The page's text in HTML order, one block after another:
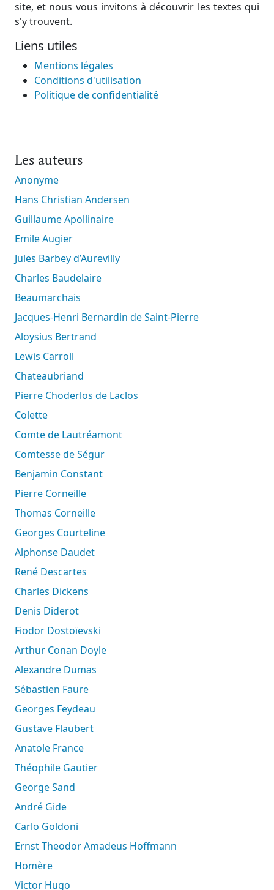
site, et nous vous invitons à découvrir les textes qui
s'y trouvent.
Liens utiles
Mentions légales
Conditions d'utilisation
Politique de confidentialité
Les auteurs
Anonyme
Hans Christian Andersen
Guillaume Apollinaire
Emile Augier
Jules Barbey d’Aurevilly
Charles Baudelaire
Beaumarchais
Jacques-Henri Bernardin de Saint-Pierre
Aloysius Bertrand
Lewis Carroll
Chateaubriand
Pierre Choderlos de Laclos
Colette
Comte de Lautréamont
Comtesse de Ségur
Benjamin Constant
Pierre Corneille
Thomas Corneille
Georges Courteline
Alphonse Daudet
René Descartes
Charles Dickens
Denis Diderot
Fiodor Dostoïevski
Arthur Conan Doyle
Alexandre Dumas
Sébastien Faure
Georges Feydeau
Gustave Flaubert
Anatole France
Théophile Gautier
George Sand
André Gide
Carlo Goldoni
Ernst Theodor Amadeus Hoffmann
Homère
Victor Hugo